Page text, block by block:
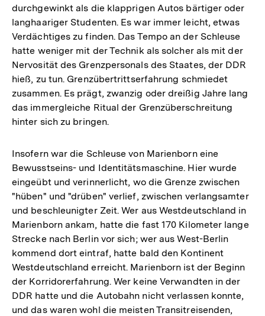
durchgewinkt als die klapprigen Autos bärtiger oder
langhaariger Studenten. Es war immer leicht, etwas
Verdächtiges zu finden. Das Tempo an der Schleuse
hatte weniger mit der Technik als solcher als mit der
Nervosität des Grenzpersonals des Staates, der DDR
hieß, zu tun. Grenzübertrittserfahrung schmiedet
zusammen. Es prägt, zwanzig oder dreißig Jahre lang
das immergleiche Ritual der Grenzüberschreitung
hinter sich zu bringen.
Insofern war die Schleuse von Marienborn eine
Bewusstseins- und Identitätsmaschine. Hier wurde
eingeübt und verinnerlicht, wo die Grenze zwischen
"hüben" und "drüben" verlief, zwischen verlangsamter
und beschleunigter Zeit. Wer aus Westdeutschland in
Marienborn ankam, hatte die fast 170 Kilometer lange
Strecke nach Berlin vor sich; wer aus West-Berlin
kommend dort eintraf, hatte bald den Kontinent
Westdeutschland erreicht. Marienborn ist der Beginn
der Korridorerfahrung. Wer keine Verwandten in der
DDR hatte und die Autobahn nicht verlassen konnte,
und das waren wohl die meisten Transitreisenden,